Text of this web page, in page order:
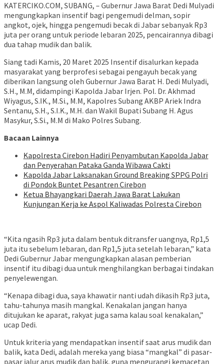
KATERCIKO.COM, SUBANG, – Gubernur Jawa Barat Dedi Mulyadi
mengungkapkan insentif bagi pengemudi delman, sopir
angkot, ojek, hingga pengemudi becak di Jabar sebanyak Rp3
juta per orang untuk periode lebaran 2025, pencairannya dibagi
dua tahap mudik dan balik.
Siang tadi Kamis, 20 Maret 2025 Insentif disalurkan kepada
masyarakat yang berprofesi sebagai pengayuh becak yang
diberikan langsung oleh Gubernur Jawa Barat H. Dedi Mulyadi,
S.H., M.M, didampingi Kapolda Jabar Irjen. Pol. Dr. Akhmad
Wiyagus, S.IK., M.Si., M.M, Kapolres Subang AKBP Ariek Indra
Sentanu, S.H., S.I.K., M.H. dan Wakil Bupati Subang H. Agus
Masykur, S.Si., M.M di Mako Polres Subang.
Bacaan Lainnya
Kapolresta Cirebon Hadiri Penyambutan Kapolda Jabar
dan Penyerahan Pataka Ganda Wibawa Cakti
Kapolda Jabar Laksanakan Ground Breaking SPPG Polri
di Pondok Buntet Pesantren Cirebon
Ketua Bhayangkari Daerah Jawa Barat Lakukan
Kunjungan Kerja ke Aspol Kaliwadas Polresta Cirebon
“Kita ngasih Rp3 juta dalam bentuk ditransfer uangnya, Rp1,5
juta itu sebelum lebaran, dan Rp1,5 juta setelah lebaran,” kata
Dedi Gubernur Jabar mengungkapkan alasan pemberian
insentif itu dibagi dua untuk menghilangkan berbagai tindakan
penyelewengan.
“Kenapa dibagi dua, saya khawatir nanti udah dikasih Rp3 juta,
tahu-tahunya masih mangkal. Kenakalan jangan hanya
ditujukan ke aparat, rakyat juga sama kalau soal kenakalan,”
ucap Dedi.
Untuk kriteria yang mendapatkan insentif saat arus mudik dan
balik, kata Dedi, adalah mereka yang biasa “mangkal” di pasar-
pasar jalur arus mudik dan balik, guna mengurangi kemacetan